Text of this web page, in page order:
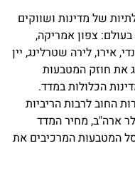
של מדינות ושווקים
צפון אמריקה,
אירו, לירה שטרלינג, יין
את חוזק המטבעות
הכלולות במדד.
החוב לרבות הריביות
ארה"ב, מחיר המדד
המטבעות המרכיבים את